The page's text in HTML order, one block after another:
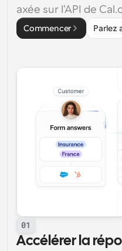
axée sur l'API de
Commencer Parlez
01
Accélérer la